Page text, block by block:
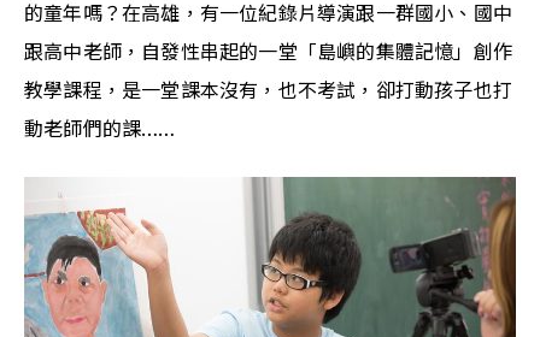
的童年嗎？在高雄，有一位紀錄片導演跟一群國小、國中
跟高中老師，自發性串起的一堂「島嶼的集體記憶」創作
教學課程，是一堂課本沒有，也不考試，卻打動孩子也打
動老師們的課……